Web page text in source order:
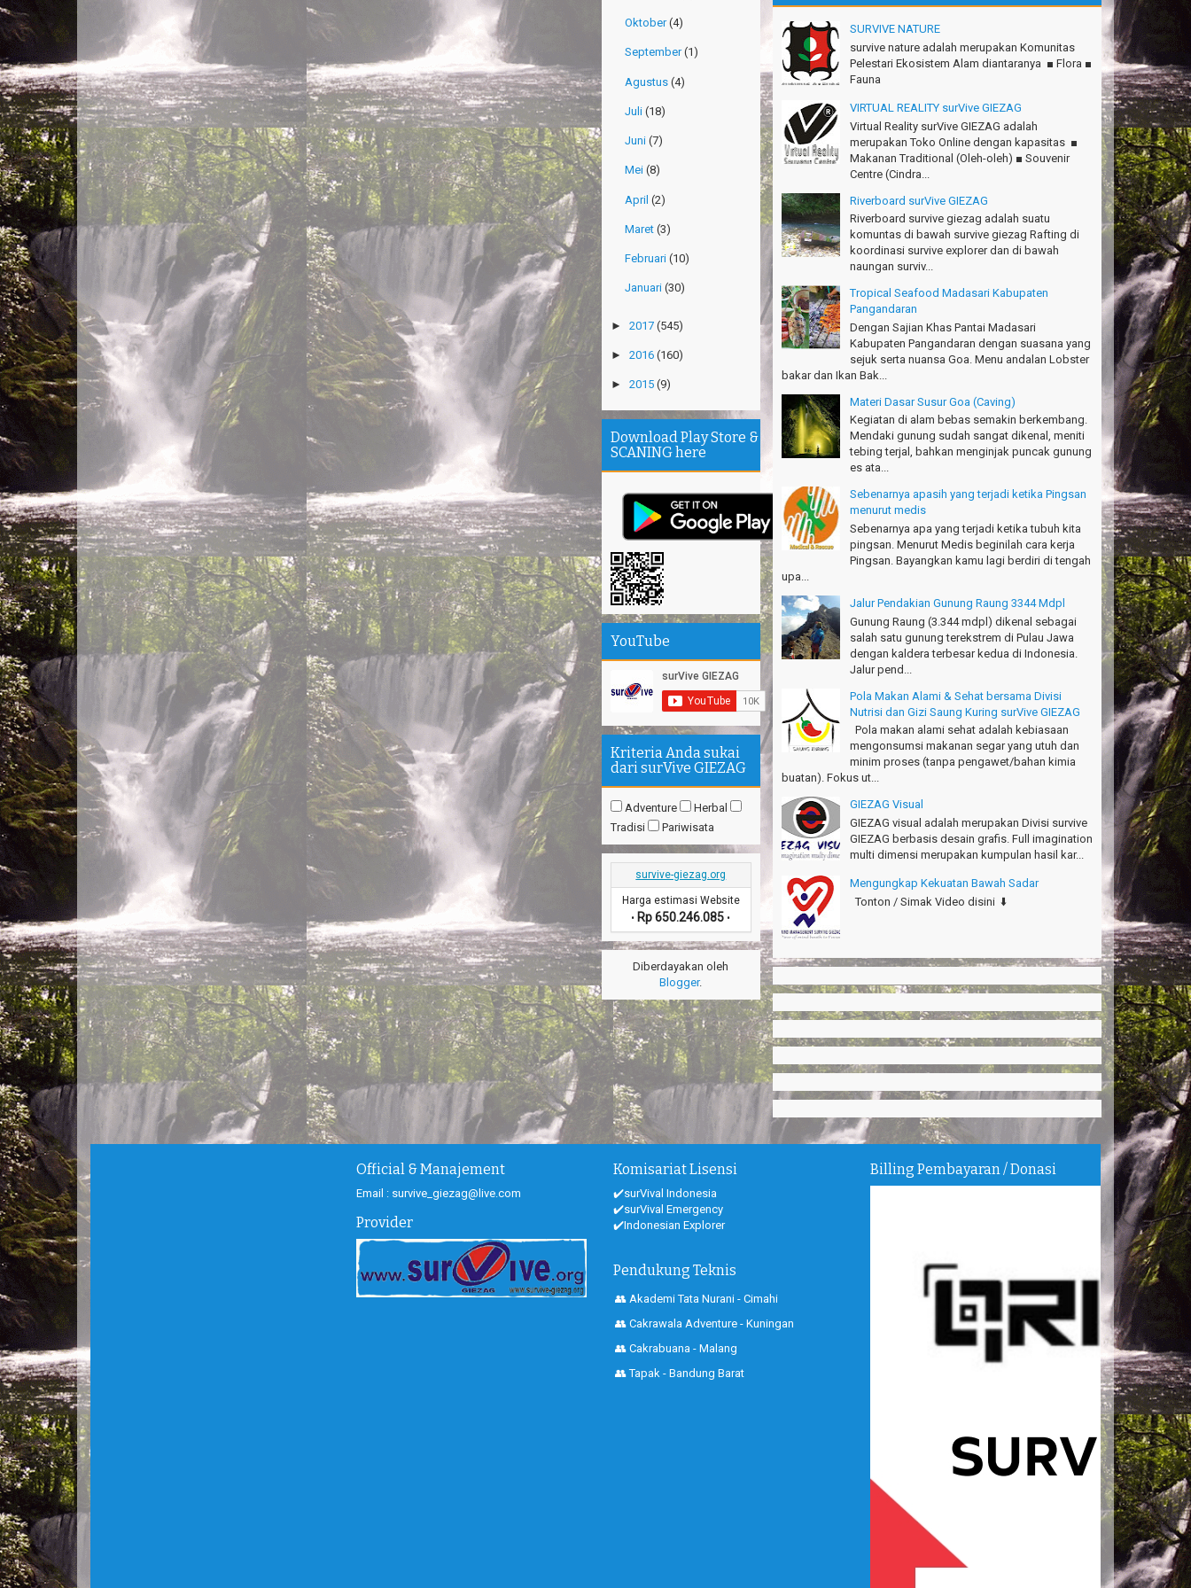
Oktober(4)
September(1)
Agustus (4)
Juli (18)
Juni (7)
Mei (8)
April (2)
Maret (3)
Februari (10)
Januari (30)
► 2017 (545)
► 2016 (160)
► 2015 (9)
Download Play Store &
SCANING here
YouTube
Kriteria Anda sukai
dari surVive GIEZAG
Adventure
Herbal
Tradisi
Pariwisata
survive-giezag.org
Harga estimasi Website
• Rp 650.246.085 •
Diberdayakan oleh
Blogger.
Pokonya seru, Amazing gmana?!
Susi - Cimahi
Thanks Gn.Ciremai mantap
Rian - Surabaya
Thanks!Green canyon Amazing
William - Singapore
TRIms Team surVive atas panduan wisata Kabupaten
Jacky - Depok
Haturnuhun kang Arief, Citumang seru!
Risna - Garut
Gn.Semeru. Salam lestari!
Tapak Adventure Club - Bandung Barat
Thanks!
Michael - Sydney
Thanks Bodyrafting Green canyon, extreme, enjoy dan
seru
Santoso - Kudus
Seru banget Pantai Batukaras!
Sudrajat - Kuningan
エキサイティングなツアー。ありがとう Arief
Pangandaran
Nakata-Osaka Japan
Amazing palace
Hiromi - Fukusima Japan
SURVIVE NATURE
survive nature adalah merupakan Komunitas
Pelestari Ekosistem Alam diantaranya ■ Flora ■
Fauna
VIRTUAL REALITY surVive GIEZAG
Virtual Reality surVive GIEZAG adalah
merupakan Toko Online dengan kapasitas ■
Makanan Traditional (Oleh-oleh) ■ Souvenir
Centre (Cindra...
Riverboard surVive GIEZAG
Riverboard survive giezag adalah suatu
komuntas di bawah survive giezag Rafting di
koordinasi survive explorer dan di bawah
naungan surviv...
Tropical Seafood Madasari Kabupaten
Pangandaran
Dengan Sajian Khas Pantai Madasari
Kabupaten Pangandaran dengan suasana yang
sejuk serta nuansa Goa. Menu andalan Lobster
bakar dan Ikan Bak...
Materi Dasar Susur Goa (Caving)
Kegiatan di alam bebas semakin berkembang.
Mendaki gunung sudah sangat dikenal, meniti
tebing terjal, bahkan menginjak puncak gunung
es ata...
Sebenarnya apasih yang terjadi ketika Pingsan
menurut medis
Sebenarnya apa yang terjadi ketika tubuh kita
pingsan. Menurut Medis beginilah cara kerja
Pingsan. Bayangkan kamu lagi berdiri di tengah
upa...
Jalur Pendakian Gunung Raung 3344 Mdpl
Gunung Raung (3.344 mdpl) dikenal sebagai
salah satu gunung terekstrem di Pulau Jawa
dengan kaldera terbesar kedua di Indonesia.
Jalur pend...
Pola Makan Alami & Sehat bersama Divisi
Nutrisi dan Gizi Saung Kuring surVive GIEZAG
Pola makan alami sehat adalah kebiasaan
mengonsumsi makanan segar yang utuh dan
minim proses (tanpa pengawet/bahan kimia
buatan). Fokus ut...
GIEZAG Visual
GIEZAG visual adalah merupakan Divisi survive
GIEZAG berbasis desain grafis. Full imagination
multi dimensi merupakan kumpulan hasil kar...
Mengungkap Kekuatan Bawah Sadar
Tonton / Simak Video disini ⬇️
Official & Manajement
Email : survive_giezag@live.com
Provider
Komisariat Lisensi
✔️surVival Indonesia
✔️surVival Emergency
✔️Indonesian Explorer
Pendukung Teknis
👥 Akademi Tata Nurani - Cimahi
👥 Cakrawala Adventure - Kuningan
👥 Cakrabuana - Malang
👥 Tapak - Bandung Barat
Billing Pembayaran / Donasi